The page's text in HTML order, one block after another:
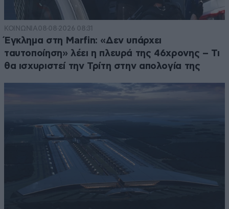
ΚΟΙΝΩΝΙΑ08·08·2026 08:31
Έγκλημα στη Marfin: «Δεν υπάρχει
ταυτοποίηση» λέει η πλευρά της 46χρονης – Τι
θα ισχυριστεί την Τρίτη στην απολογία της